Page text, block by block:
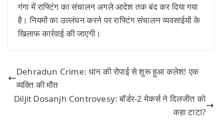
गंगा में राफ्टिंग का संचालन अगले आदेश तक बंद कर दिया गया
है। नियमों का उल्लंघन करने पर राफ्टिंग संचालन व्यवसाईयों के
खिलाफ कार्रवाई की जाएगी।
Dehradun Crime: धान की रोपाई से शुरू हुआ कलेश! एक
व्यक्ति की मौत
Diljit Dosanjh Controvesy: बॉर्डर-2 मेकर्स ने दिलजीत को
कहा टाटा?